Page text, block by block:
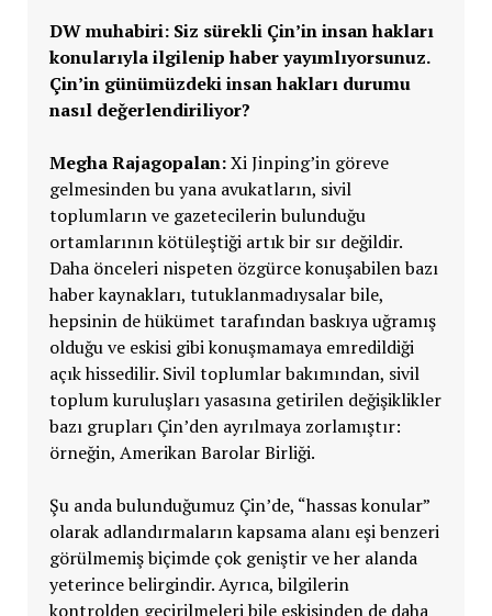
DW muhabiri: Siz sürekli Çin’in insan hakları
konularıyla ilgilenip haber yayımlıyorsunuz.
Çin’in günümüzdeki insan hakları durumu
nasıl değerlendiriliyor?
Megha Rajagopalan:Xi Jinping’in göreve
gelmesinden bu yana avukatların, sivil
toplumların ve gazetecilerin bulunduğu
ortamlarının kötüleştiği artık bir sır değildir.
Daha önceleri nispeten özgürce konuşabilen bazı
haber kaynakları, tutuklanmadıysalar bile,
hepsinin de hükümet tarafından baskıya uğramış
olduğu ve eskisi gibi konuşmamaya emredildiği
açık hissedilir. Sivil toplumlar bakımından, sivil
toplum kuruluşları yasasına getirilen değişiklikler
bazı grupları Çin’den ayrılmaya zorlamıştır:
örneğin, Amerikan Barolar Birliği.
Şu anda bulunduğumuz Çin’de, “hassas konular”
olarak adlandırmaların kapsama alanı eşi benzeri
görülmemiş biçimde çok geniştir ve her alanda
yeterince belirgindir. Ayrıca, bilgilerin
kontrolden geçirilmeleri bile eskisinden de daha